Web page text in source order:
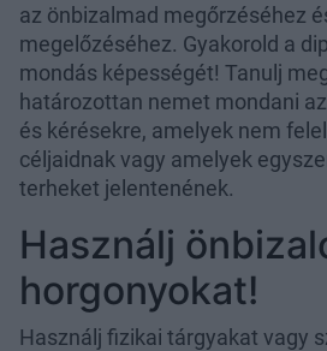
az önbizalmad megőrzéséhez
megelőzéséhez. Gyakorold a
mondás képességét! Tanulj
határozottan nemet mondani
és kérésekre, amelyek nem
céljaidnak vagy amelyek
terheket jelentenének.
Használj
horgonyokat!
Használj fizikai tárgyakat vagy